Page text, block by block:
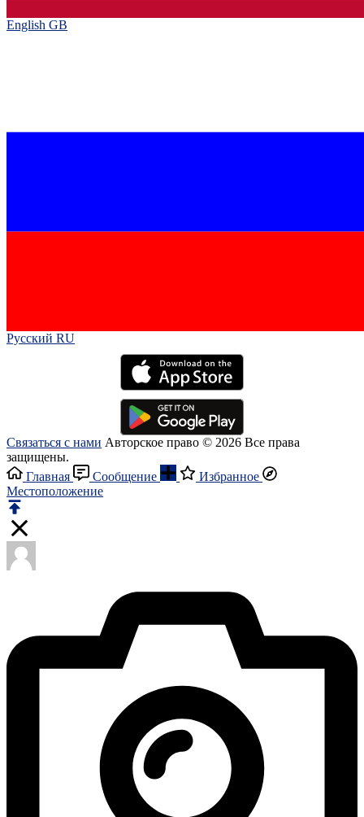
English GB‎
Русский RU‎
Связаться с нами Авторское право © 2026 Все права
защищены.
Главная
Сообщение
Избранное
Местоположение